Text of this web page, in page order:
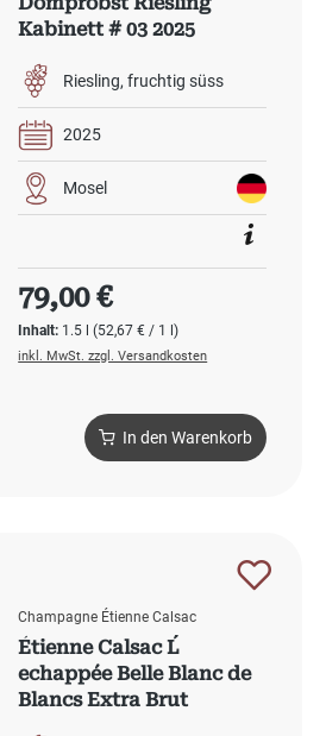
Kabinett # 03 2025
Riesling fruchtig süss
2025
Mosel
Inhalt: 1.5 l(52,67 € / 1 l)
Regulärer Preis:
79,00 €
inkl. MwSt. zzgl. Versandkosten
In den Warenkorb
Champagne Étienne Calsac
Étienne Calsac L´
echappée Belle Blanc de
Blancs Extra Brut